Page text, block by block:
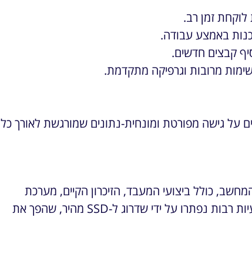
זמן רב.
קבצים חדשים.
מרובות וגרפיקה מתקדמת.
על גישה מפורטת ומונחית-נתונים שמורגשת לאורך כל
כולל ביצועי המעבד, הזיכרון הקיים, מערכת
ההפעלה ותקינות הכונן הקשיח. לדוגמה, בעיות רבות נפתרו על ידי שדרוג ל-SSD מהיר, שהפך את